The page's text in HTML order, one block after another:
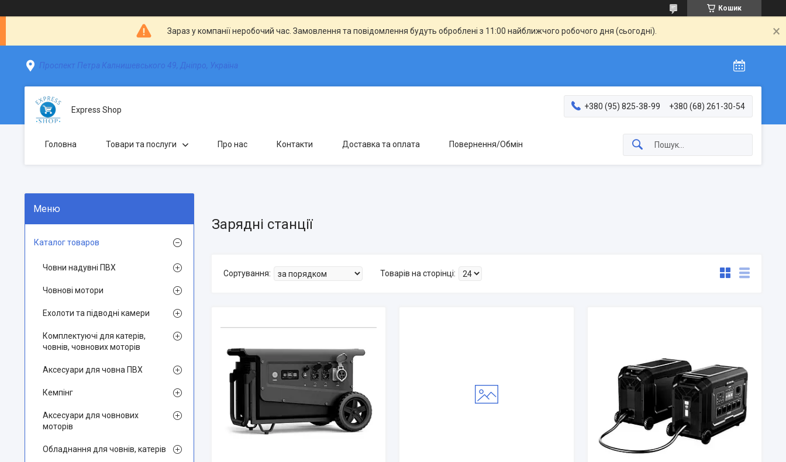
Кошик
Зараз у компанії неробочий час. Замовлення та повідомлення будуть оброблені з 11:00 найближчого робочого дня (сьогодні).
Проспект Петра Калнишевського 49, Дніпро, Україна
Express Shop +380 (95) 825-38-99 +380 (68) 261-30-54
Головна Товари та послуги Про нас Контакти Доставка та оплата Повернення/Обмін
Зарядні станції
Каталог товаров
Човни надувні ПВХ
Човнові мотори
Ехолоти та підводні камери
Комплектуючі для катерів,
човнів, човнових моторів
Аксесуари для човна ПВХ
Кемпінг
Аксесуари для човнових
моторів
Обладнання для човнів, катерів